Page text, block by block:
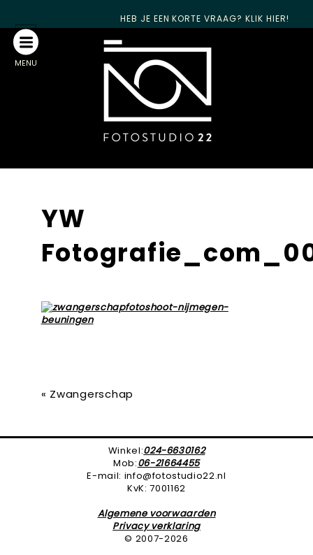
MENU
HEB JE EEN KORTE VRAAG? KLIK HIER!
YW
« Zwangerschap
Winkel:024-6630162
Mob:06-21664455
E-mail: info@fotostudio22.nl
KvK: 7001162
Algemene voorwaarden
Privacy verklaring
© 2007-2026